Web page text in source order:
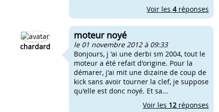
Voir les 4réponses
chardard
moteur noyé
le 01 novembre 2012 à 09:33
Bonjours, j 'ai une derbi sm 2004, tout le
moteur a été refait d'origine. Pour la
démarer, j'ai mit une dizaine de coup de
kick sans avoir tourner la clef, je suppose
qu'elle est donc noyé. Et sa...
Voir les 12 réponses